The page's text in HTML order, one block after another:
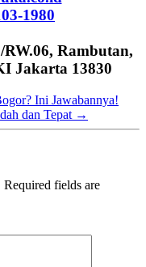
1980
Rambutan,
Jakarta 13830
Ini Jawabannya!
dan Tepat →
Required fields are